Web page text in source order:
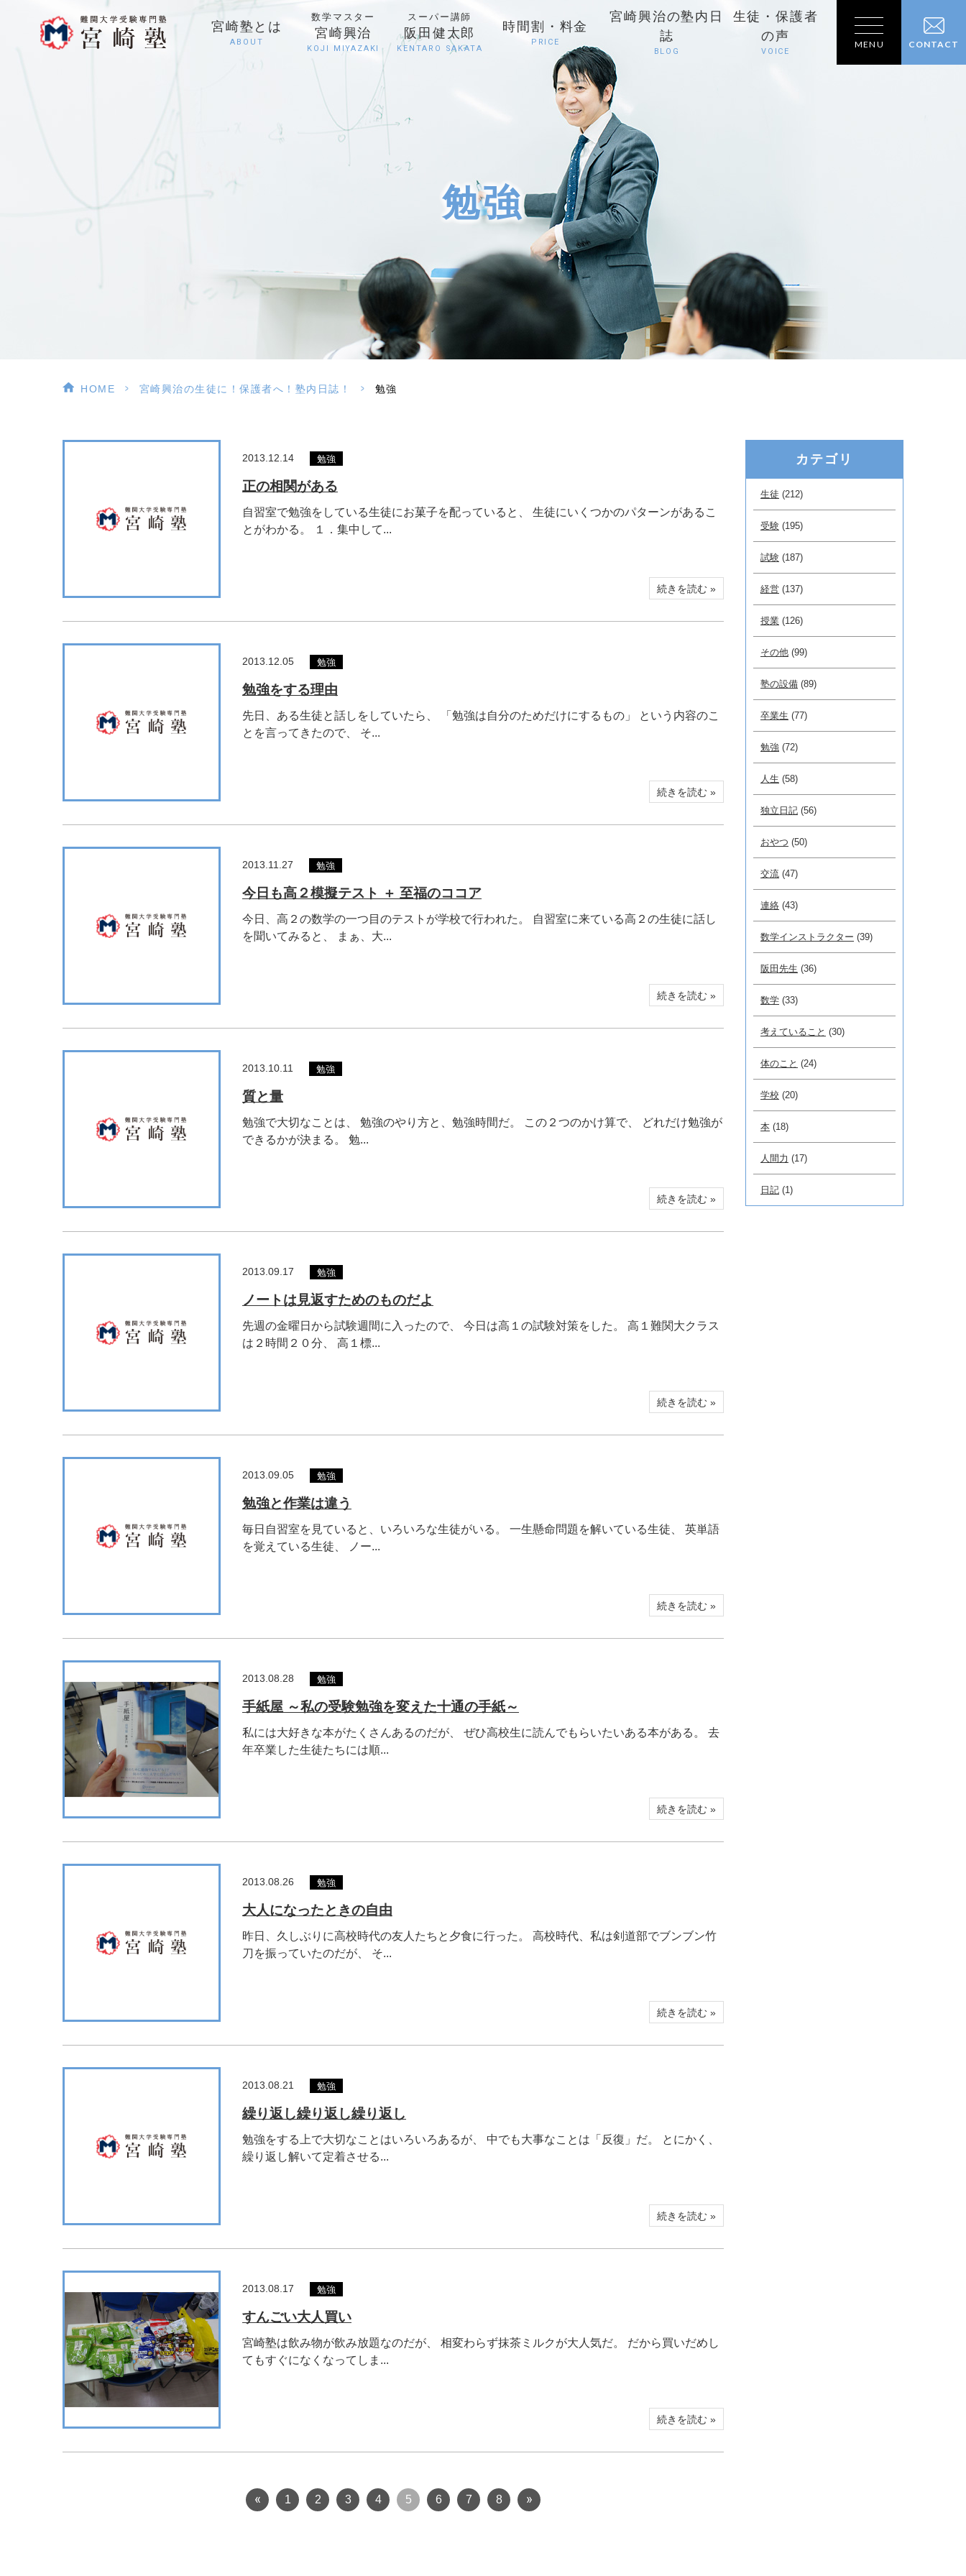
宮崎塾とは
ABOUT
数学マスター
宮崎興治
KOJI MIYAZAKI
スーパー講師
阪田健太郎
KENTARO SAKATA
時間割・料金
PRICE
宮崎興治の塾内日
誌
BLOG
生徒・保護者
の声
VOICE
MENU CONTACT
勉強
HOME > 宮崎興治の生徒に！保護者へ！塾内日誌！ > 勉強
2013.12.14 勉強
正の相関がある
自習室で勉強をしている生徒にお菓子を配っていると、 生徒にいくつかのパターンがあるこ
とがわかる。 １．集中して...
続きを読む »
2013.12.05 勉強
勉強をする理由
先日、ある生徒と話しをしていたら、 「勉強は自分のためだけにするもの」 という内容のこ
とを言ってきたので、 そ...
続きを読む »
2013.11.27 勉強
今日も高２模擬テスト ＋ 至福のココア
今日、高２の数学の一つ目のテストが学校で行われた。 自習室に来ている高２の生徒に話し
を聞いてみると、 まぁ、大...
続きを読む »
2013.10.11 勉強
質と量
勉強で大切なことは、 勉強のやり方と、勉強時間だ。 この２つのかけ算で、 どれだけ勉強が
できるかが決まる。 勉...
続きを読む »
2013.09.17 勉強
ノートは見返すためのものだよ
先週の金曜日から試験週間に入ったので、 今日は高１の試験対策をした。 高１難関大クラス
は２時間２０分、 高１標...
続きを読む »
2013.09.05 勉強
勉強と作業は違う
毎日自習室を見ていると、いろいろな生徒がいる。 一生懸命問題を解いている生徒、 英単語
を覚えている生徒、 ノー...
続きを読む »
2013.08.28 勉強
手紙屋 ～私の受験勉強を変えた十通の手紙～
私には大好きな本がたくさんあるのだが、 ぜひ高校生に読んでもらいたいある本がある。 去
年卒業した生徒たちには順...
続きを読む »
2013.08.26 勉強
大人になったときの自由
昨日、久しぶりに高校時代の友人たちと夕食に行った。 高校時代、私は剣道部でブンブン竹
刀を振っていたのだが、 そ...
続きを読む »
2013.08.21 勉強
繰り返し繰り返し繰り返し
勉強をする上で大切なことはいろいろあるが、 中でも大事なことは「反復」だ。 とにかく、
繰り返し解いて定着させる...
続きを読む »
2013.08.17 勉強
すんごい大人買い
宮崎塾は飲み物が飲み放題なのだが、 相変わらず抹茶ミルクが大人気だ。 だから買いだめし
てもすぐになくなってしま...
続きを読む »
1 2 3 4 5 6 7 8
カテゴリ
生徒 (212)
受験 (195)
試験 (187)
経営 (137)
授業 (126)
その他 (99)
塾の設備 (89)
卒業生 (77)
勉強 (72)
人生 (58)
独立日記 (56)
おやつ (50)
交流 (47)
連絡 (43)
数学インストラクター (39)
阪田先生 (36)
数学 (33)
考えていること (30)
体のこと (24)
学校 (20)
本 (18)
人間力 (17)
日記 (1)